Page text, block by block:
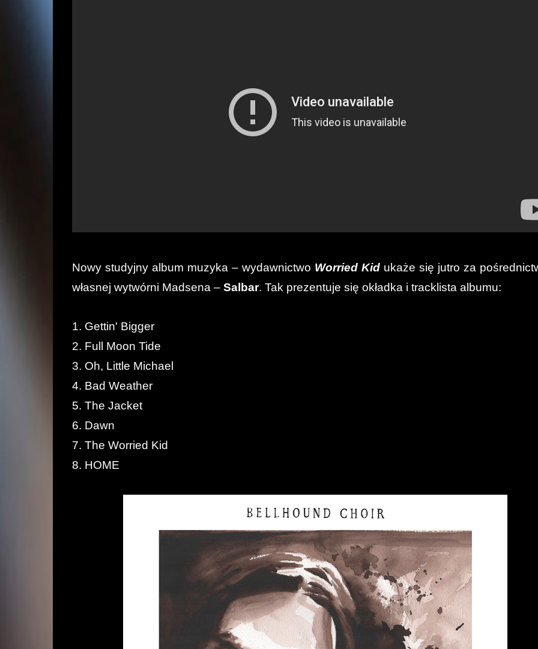
Nowy studyjny album muzyka – wydawnictwo Worried Kidukaże się jutro za
własnej wytwórni Madsena – Salbar. Tak prezentuje się okładka i tracklista albumu:
1. Gettin' Bigger
2. Full Moon Tide
3. Oh, Little Michael
4. Bad Weather
5. The Jacket
6. Dawn
7. The Worried Kid
8. HOME